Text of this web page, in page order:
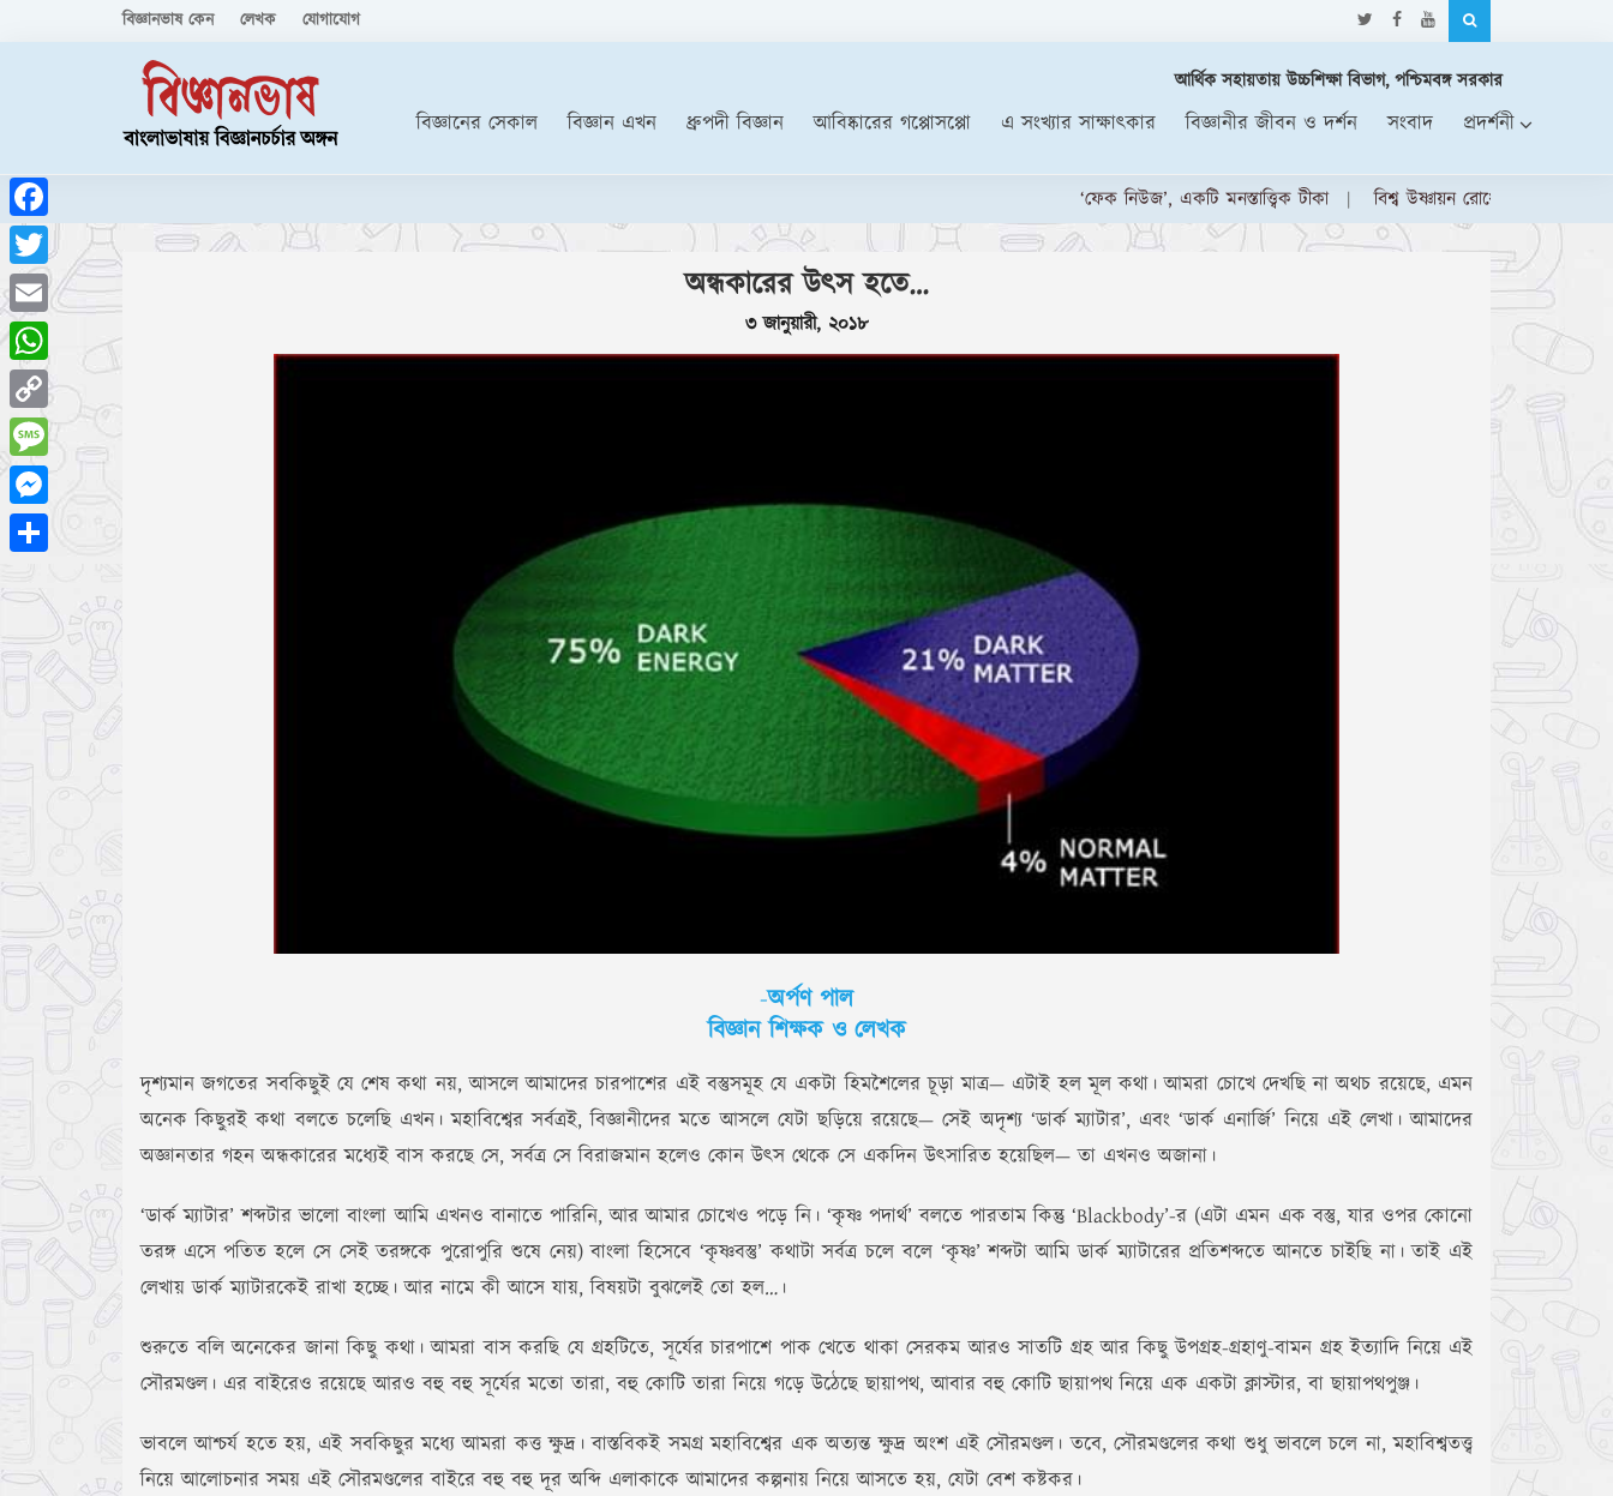
বিজ্ঞানভাষ কেন লেখক যোগাযোগ
আর্থিক সহায়তায় উচ্চশিক্ষা বিভাগ, পশ্চিমবঙ্গ সরকার
বিজ্ঞানের সেকাল বিজ্ঞান এখন ধ্রুপদী বিজ্ঞান আবিষ্কারের গপ্পোসপ্পো এ সংখ্যার সাক্ষাৎকার বিজ্ঞানীর জীবন ও দর্শন সংবাদ প্রদর্শনী
‘ফেক নিউজ’, একটি মনস্তাত্ত্বিক টীকা বিশ্ব উষ্ণায়ন রোধে, ভরসা মিথেন
অন্ধকারের উৎস হতে…
৩ জানুয়ারী, ২০১৮
-অর্পণ পাল
বিজ্ঞান শিক্ষক ও লেখক
দৃশ্যমান জগতের সবকিছুই যে শেষ কথা নয়, আসলে আমাদের চারপাশের এই বস্তুসমূহ যে একটা হিমশৈলের চূড়া মাত্র— এটাই হল মূল কথা। আমরা চোখে দেখছি না অথচ রয়েছে, এমন
অনেক কিছুরই কথা বলতে চলেছি এখন। মহাবিশ্বের সর্বত্রই, বিজ্ঞানীদের মতে আসলে যেটা ছড়িয়ে রয়েছে— সেই অদৃশ্য ‘ডার্ক ম্যাটার’, এবং ‘ডার্ক এনার্জি’ নিয়ে এই লেখা। আমাদের
অজ্ঞানতার গহন অন্ধকারের মধ্যেই বাস করছে সে, সর্বত্র সে বিরাজমান হলেও কোন উৎস থেকে সে একদিন উৎসারিত হয়েছিল— তা এখনও অজানা।
‘ডার্ক ম্যাটার’ শব্দটার ভালো বাংলা আমি এখনও বানাতে পারিনি, আর আমার চোখেও পড়ে নি। ‘কৃষ্ণ পদার্থ’ বলতে পারতাম কিন্তু ‘Blackbody’-র (এটা এমন এক বস্তু, যার ওপর কোনো
তরঙ্গ এসে পতিত হলে সে সেই তরঙ্গকে পুরোপুরি শুষে নেয়) বাংলা হিসেবে ‘কৃষ্ণবস্তু’ কথাটা সর্বত্র চলে বলে ‘কৃষ্ণ’ শব্দটা আমি ডার্ক ম্যাটারের প্রতিশব্দতে আনতে চাইছি না। তাই এই
লেখায় ডার্ক ম্যাটারকেই রাখা হচ্ছে। আর নামে কী আসে যায়, বিষয়টা বুঝলেই তো হল…।
শুরুতে বলি অনেকের জানা কিছু কথা। আমরা বাস করছি যে গ্রহটিতে, সূর্যের চারপাশে পাক খেতে থাকা সেরকম আরও সাতটি গ্রহ আর কিছু উপগ্রহ-গ্রহাণু-বামন গ্রহ ইত্যাদি নিয়ে এই
সৌরমণ্ডল। এর বাইরেও রয়েছে আরও বহু বহু সূর্যের মতো তারা, বহু কোটি তারা নিয়ে গড়ে উঠেছে ছায়াপথ, আবার বহু কোটি ছায়াপথ নিয়ে এক একটা ক্লাস্টার, বা ছায়াপথপুঞ্জ।
ভাবলে আশ্চর্য হতে হয়, এই সবকিছুর মধ্যে আমরা কত্ত ক্ষুদ্র। বাস্তবিকই সমগ্র মহাবিশ্বের এক অত্যন্ত ক্ষুদ্র অংশ এই সৌরমণ্ডল। তবে, সৌরমণ্ডলের কথা শুধু ভাবলে চলে না, মহাবিশ্বতত্ত্ব
নিয়ে আলোচনার সময় এই সৌরমণ্ডলের বাইরে বহু বহু দূর অব্দি এলাকাকে আমাদের কল্পনায় নিয়ে আসতে হয়, যেটা বেশ কষ্টকর।
Facebook
Twitter
Email
WhatsApp
Copy
Link
Message
Messenger